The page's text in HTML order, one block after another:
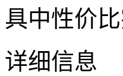
具中性价
详细信息